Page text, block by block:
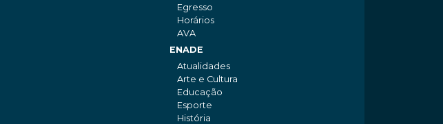
Egresso
Horários
AVA
ENADE
Atualidades
Arte e Cultura
Educação
Esporte
História